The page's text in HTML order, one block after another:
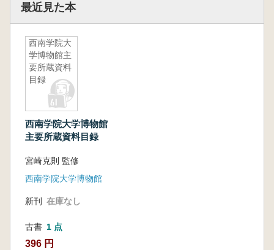
最近見た本
西南学院大
学博物館主
要所蔵資料
目録
西南学院大学博物館
主要所蔵資料目録
宮崎克則 監修
西南学院大学博物館
新刊 在庫なし
古書 1 点
396 円